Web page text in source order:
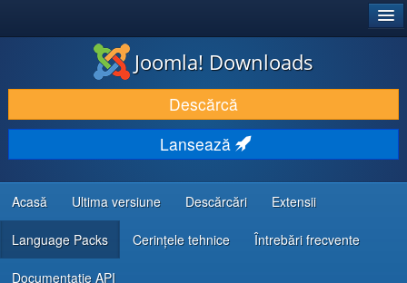
DESCARCĂ & ȘI EXTINDE
DESCOPERĂ & ÎNVAȚĂ
COMUNITATE & SUPORT
RESURSE DEZVOLTATORI
Joomla! Downloads
Descărcă
Lansează
Acasă Ultima versiune Descărcări Extensii
Language Packs Cerințele tehnice Întrebări frecvente
Documentaţie API